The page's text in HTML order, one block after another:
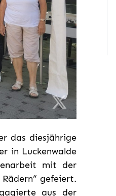
das diesjährige
in Luckenwalde
mit der
gefeiert.
aus der